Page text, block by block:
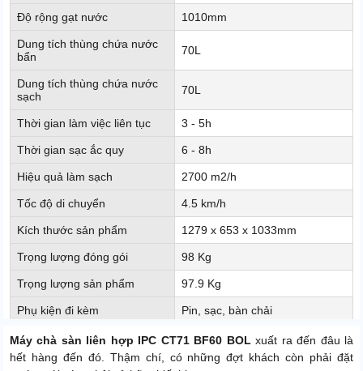
Độ rộng gạt nước 1010mm
Dung tích thùng chứa nước
bẩn
70L
Dung tích thùng chứa nước
sạch
70L
Thời gian làm việc liên tục 3 - 5h
Thời gian sạc ắc quy 6 - 8h
Hiệu quả làm sạch 2700 m2/h
Tốc độ di chuyển 4.5 km/h
Kích thước sản phẩm 1279 x 653 x 1033mm
Trọng lượng đóng gói 98 Kg
Trọng lượng sản phẩm 97.9 Kg
Phụ kiện đi kèm Pin, sạc, bàn chải
Chức năng
Đánh bóng và làm sạch bề mặt
giặt thảm
Máy chà sàn liên hợp IPC CT71 BF60 BOL xuất ra đến đâu là
hết hàng đến đó. Thậm chí, có những đợt khách còn phải đặt